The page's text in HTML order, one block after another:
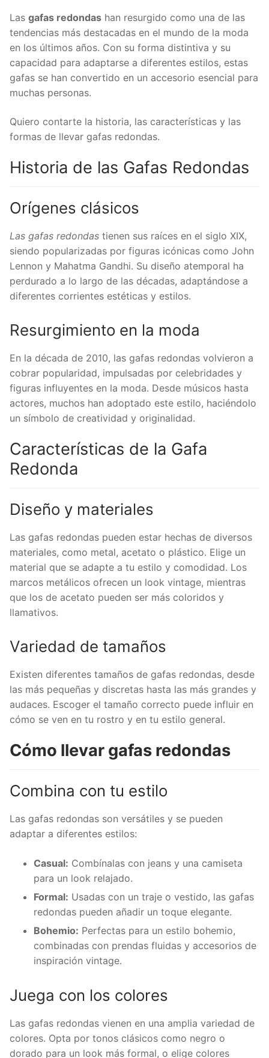
Características de la Gafa Redonda
Diseño y materiales
Variedad de tamaños
Cómo llevar gafas redondas
Combina con tu estilo
Accesorios complementarios
Iconos de estilo
Celebridades que marcan tendencia
Forma del rostro
Prueba antes de comprar
Consulta a un profesional
Conclusión
Las gafas redondas han resurgido como una de las
tendencias más destacadas en el mundo de la moda
en los últimos años. Con su forma distintiva y su
capacidad para adaptarse a diferentes estilos, estas
gafas se han convertido en un accesorio esencial para
muchas personas.
Quiero contarte la historia, las características y las
formas de llevar gafas redondas.
Historia de las Gafas Redondas
Orígenes clásicos
Las gafas redondas tienen sus raíces en el siglo XIX,
siendo popularizadas por figuras icónicas como John
Lennon y Mahatma Gandhi. Su diseño atemporal ha
perdurado a lo largo de las décadas, adaptándose a
diferentes corrientes estéticas y estilos.
Resurgimiento en la moda
En la década de 2010, las gafas redondas volvieron a
cobrar popularidad, impulsadas por celebridades y
figuras influyentes en la moda. Desde músicos hasta
actores, muchos han adoptado este estilo, haciéndolo
un símbolo de creatividad y originalidad.
Características de la Gafa
Redonda
Diseño y materiales
Las gafas redondas pueden estar hechas de diversos
materiales, como metal, acetato o plástico. Elige un
material que se adapte a tu estilo y comodidad. Los
marcos metálicos ofrecen un look vintage, mientras
que los de acetato pueden ser más coloridos y
llamativos.
Variedad de tamaños
Existen diferentes tamaños de gafas redondas, desde
las más pequeñas y discretas hasta las más grandes y
audaces. Escoger el tamaño correcto puede influir en
cómo se ven en tu rostro y en tu estilo general.
Cómo llevar gafas redondas
Combina con tu estilo
Las gafas redondas son versátiles y se pueden
adaptar a diferentes estilos:
Casual: Combínalas con jeans y una camiseta
para un look relajado.
Formal: Usadas con un traje o vestido, las gafas
redondas pueden añadir un toque elegante.
Bohemio: Perfectas para un estilo bohemio,
combinadas con prendas fluidas y accesorios de
inspiración vintage.
Juega con los colores
Las gafas redondas vienen en una amplia variedad de
colores. Opta por tonos clásicos como negro o
dorado para un look más formal, o elige colores